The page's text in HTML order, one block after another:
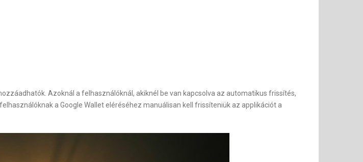
Azoknál a felhasználóknál, akiknél be van kapcsolva az automatikus frissítés,
a Google Wallet eléréséhez manuálisan kell frissíteniük az applikációt a